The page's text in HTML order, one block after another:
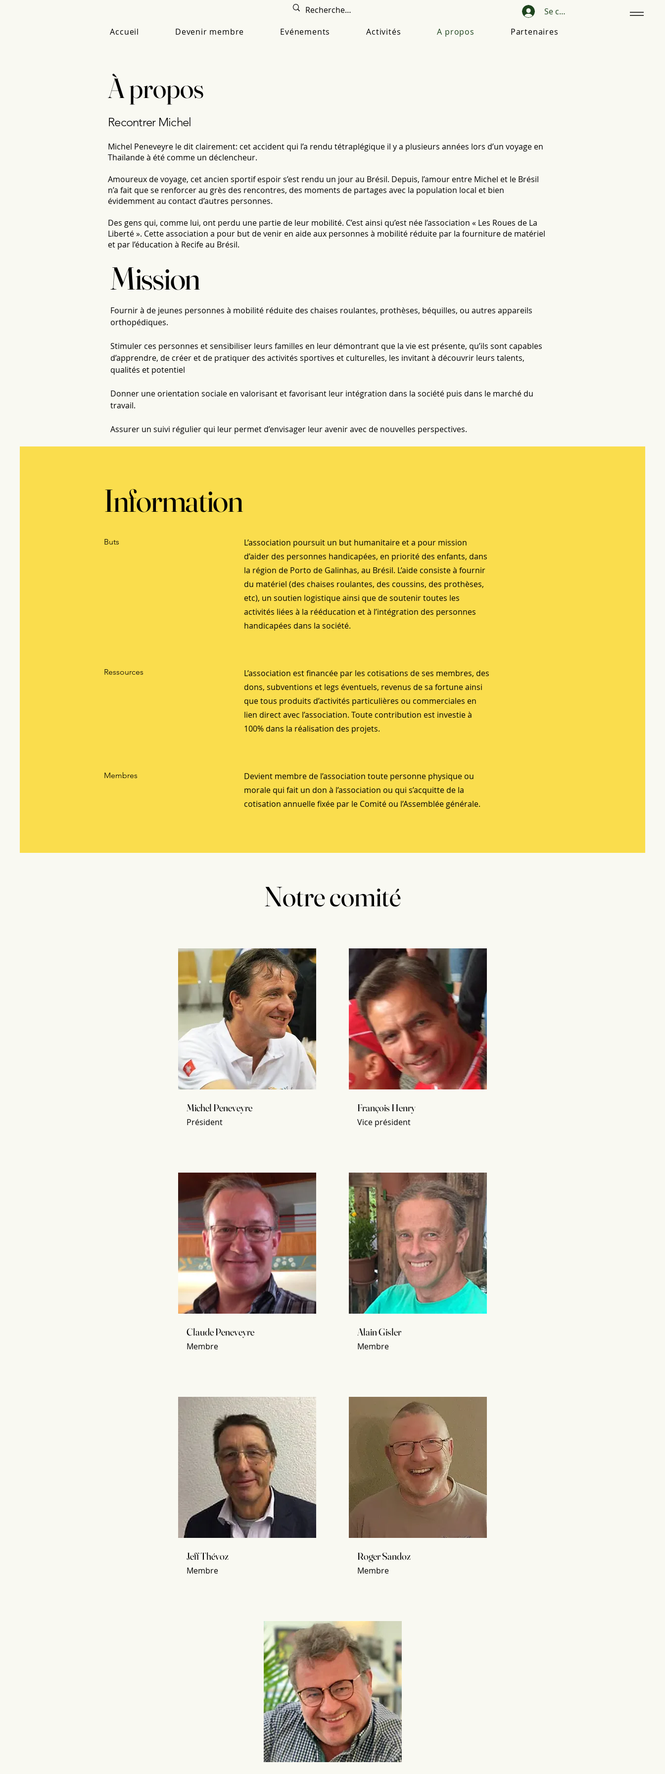
Accueil Devenir membre Evénements Activités A propos Partenaires
Se connecter
À propos
Recontrer Michel
Michel Peneveyre le dit clairement: cet accident qui l’a rendu tétraplégique il y a plusieurs années lors d’un voyage en
Thaïlande à été comme un déclencheur.
Amoureux de voyage, cet ancien sportif espoir s’est rendu un jour au Brésil. Depuis, l’amour entre Michel et le Brésil
n’a fait que se renforcer au grès des rencontres, des moments de partages avec la population local et bien
évidemment au contact d’autres personnes.
Des gens qui, comme lui, ont perdu une partie de leur mobilité. C’est ainsi qu’est née l’association « Les Roues de La
Liberté ». Cette association a pour but de venir en aide aux personnes à mobilité réduite par la fourniture de matériel
et par l’éducation à Recife au Brésil.
Mission
Fournir à de jeunes personnes à mobilité réduite des chaises roulantes, prothèses, béquilles, ou autres appareils
orthopédiques.
Stimuler ces personnes et sensibiliser leurs familles en leur démontrant que la vie est présente, qu’ils sont capables
d’apprendre, de créer et de pratiquer des activités sportives et culturelles, les invitant à découvrir leurs talents,
qualités et potentiel
Donner une orientation sociale en valorisant et favorisant leur intégration dans la société puis dans le marché du
travail.
Assurer un suivi régulier qui leur permet d’envisager leur avenir avec de nouvelles perspectives.
Information
Buts
L’association poursuit un but humanitaire et a pour mission
d’aider des personnes handicapées, en priorité des enfants, dans
la région de Porto de Galinhas, au Brésil. L’aide consiste à fournir
du matériel (des chaises roulantes, des coussins, des prothèses,
etc), un soutien logistique ainsi que de soutenir toutes les
activités liées à la rééducation et à l’intégration des personnes
handicapées dans la société.
Ressources
L’association est financée par les cotisations de ses membres, des
dons, subventions et legs éventuels, revenus de sa fortune ainsi
que tous produits d’activités particulières ou commerciales en
lien direct avec l’association. Toute contribution est investie à
100% dans la réalisation des projets.
Membres
Devient membre de l’association toute personne physique ou
morale qui fait un don à l’association ou qui s’acquitte de la
cotisation annuelle fixée par le Comité ou l’Assemblée générale.
Notre comité
Michel Peneveyre
Président
Claude Peneveyre
Membre
Jeff Thévoz
Membre
François Henry
Vice président
Alain Gisler
Membre
Roger Sandoz
Membre